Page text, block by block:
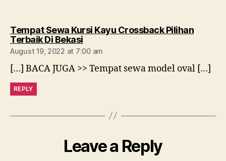
Tempat Sewa Kursi Kayu Crossback Pilihan
Terbaik Di Bekasisays:
August 19, 2022 at 7:00 am
[…] BACA JUGA >> Tempat sewa model oval […]
REPLY
Leave a Reply